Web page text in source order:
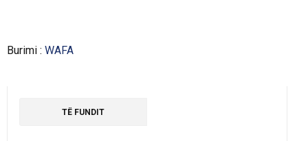
Burimi : WAFA
TË FUNDIT